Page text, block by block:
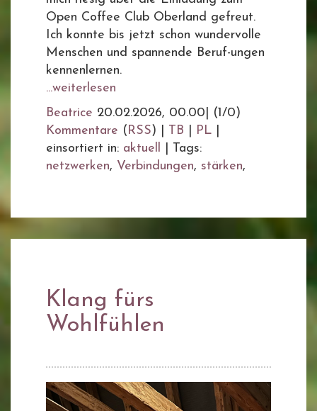
Open Coffee Club Oberland gefreut.
Ich konnte bis jetzt schon wundervolle
Menschen und spannende Beruf-ungen
kennenlernen.
...weiterlesen
Beatrice 20.02.2026, 00.00
(1/0)
Kommentare ( RSS) | TB PL
einsortiert in: aktuell
Tags:
netzwerken, Verbindungen, stärken,
Klang fürs
Wohlfühlen